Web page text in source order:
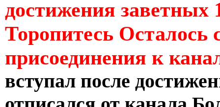
достижения заветных
Торопитесь Осталось
присоединения к
вступал после